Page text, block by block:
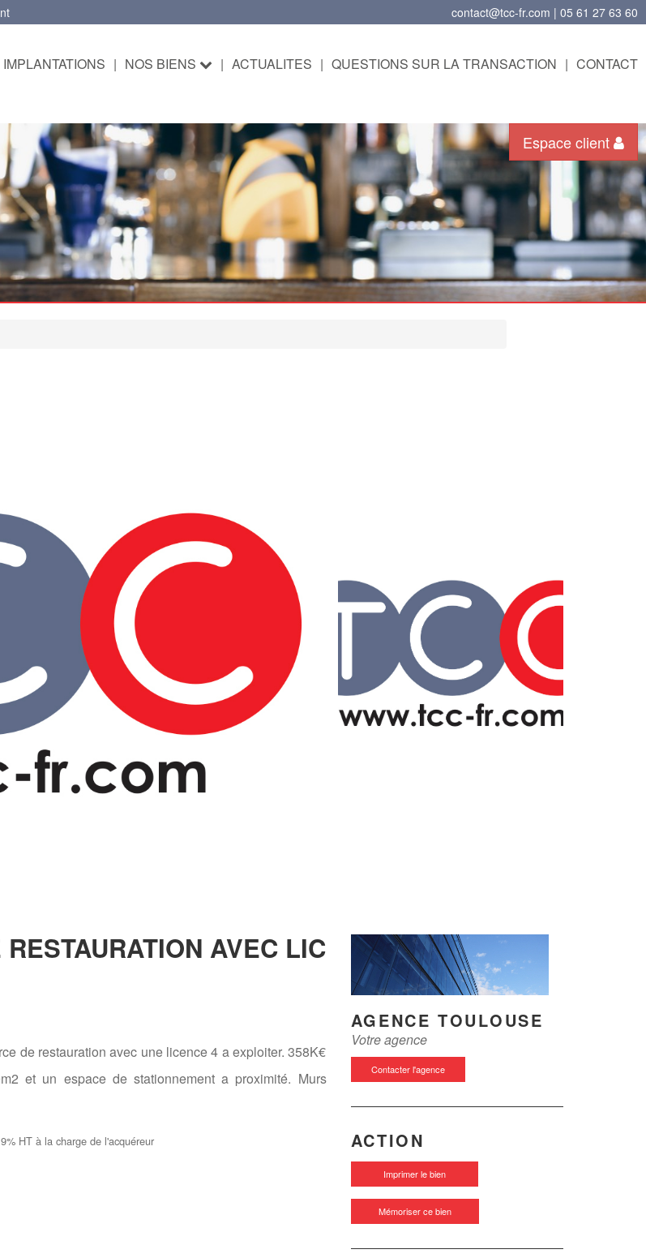
contact@tcc-fr.com | 05 61 27 63 60
| NOS BIENS | ACTUALITES | QUESTIONS SUR LA TRANSACTION | CONTACT
Espace client
AVEC LIC
de restauration avec une licence 4 a exploiter. 358K€
et un espace de stationnement a proximité. Murs
HT à la charge de l'acquéreur
AGENCE TOULOUSE
Votre agence
Contacter l'agence
ACTION
Imprimer le bien
Mémoriser ce bien